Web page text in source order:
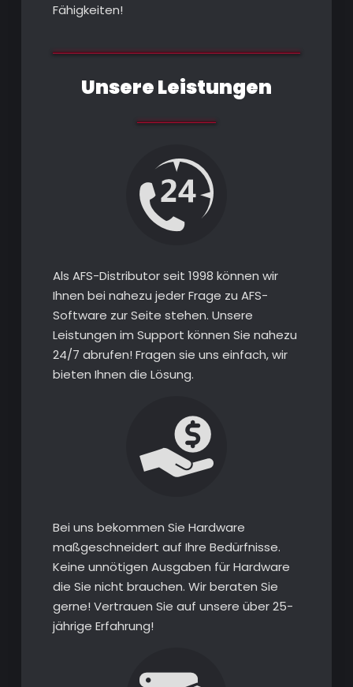
Fähigkeiten!
Unsere Leistungen
Als AFS-Distributor seit 1998 können wir
Ihnen bei nahezu jeder Frage zu AFS-
Software zur Seite stehen. Unsere
Leistungen im Support können Sie nahezu
24/7 abrufen! Fragen sie uns einfach, wir
bieten Ihnen die Lösung.
Bei uns bekommen Sie Hardware
maßgeschneidert auf Ihre Bedürfnisse.
Keine unnötigen Ausgaben für Hardware
die Sie nicht brauchen. Wir beraten Sie
gerne! Vertrauen Sie auf unsere über 25-
jährige Erfahrung!